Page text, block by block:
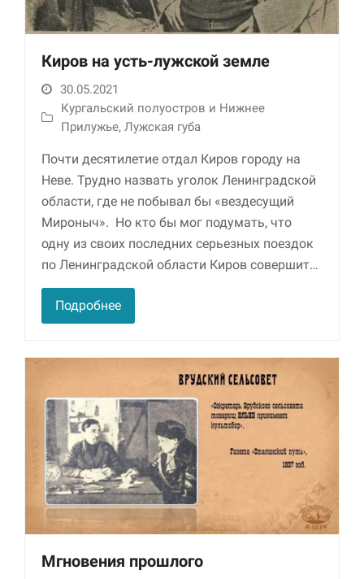
Киров на усть-лужской земле
30.05.2021
Кургальский полуостров и Нижнее
Прилужье, Лужская губа
Почти десятилетие отдал Киров городу на
Неве. Трудно назвать уголок Ленинградской
области, где не побывал бы «вездесущий
Мироныч». Но кто бы мог подумать, что
одну из своих последних серьезных поездок
по Ленинградской области Киров совершит…
Подробнее
Мгновения прошлого
Для обеспечения
максимально
эффективной работы
время вашего
файлов cookie
некоторых функций
сайта.
Маркетинг
Делясь своими
интересами и
информацией о вашем
персонализированный
контент и
предложения.